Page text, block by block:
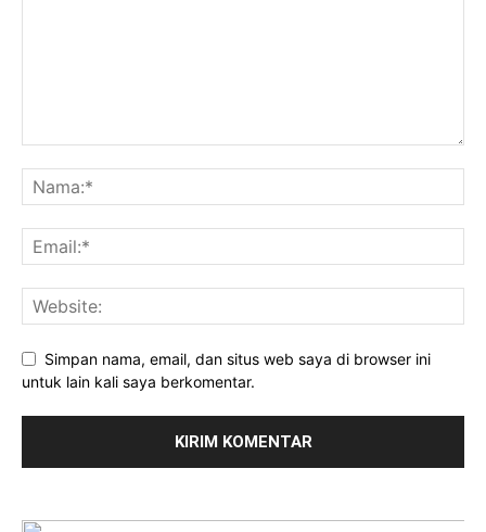
Simpan nama, email, dan situs web saya di browser ini
untuk lain kali saya berkomentar.